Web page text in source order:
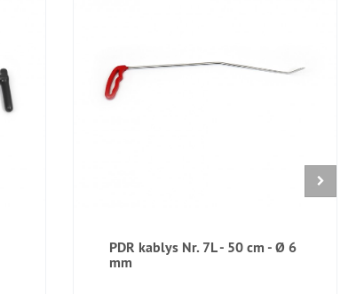
PDR kablys Nr. 7L - 50 cm - Ø 6
mm